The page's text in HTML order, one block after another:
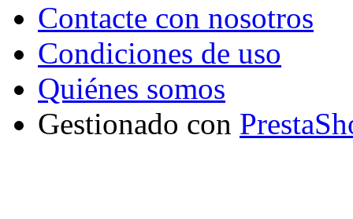
Contacte con nosotros
Condiciones de uso
Quiénes somos
Gestionado con